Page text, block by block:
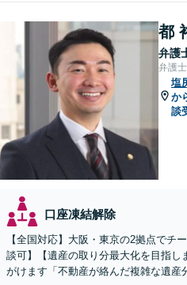
都
弁護
弁護
塩
か
談
口座凍結解除
【全国対応】大阪・東京の2拠点でチ
談可】【遺産の取り分最大化を目指し
がけます「不動産が絡んだ複雑な遺産